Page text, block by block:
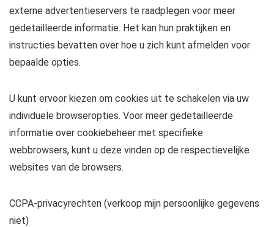
externe advertentieservers te raadplegen voor meer
gedetailleerde informatie. Het kan hun praktijken en
instructies bevatten over hoe u zich kunt afmelden voor
bepaalde opties.
U kunt ervoor kiezen om cookies uit te schakelen via uw
individuele browseropties. Voor meer gedetailleerde
informatie over cookiebeheer met specifieke
webbrowsers, kunt u deze vinden op de respectievelijke
websites van de browsers.
CCPA-privacyrechten (verkoop mijn persoonlijke gegevens
niet)